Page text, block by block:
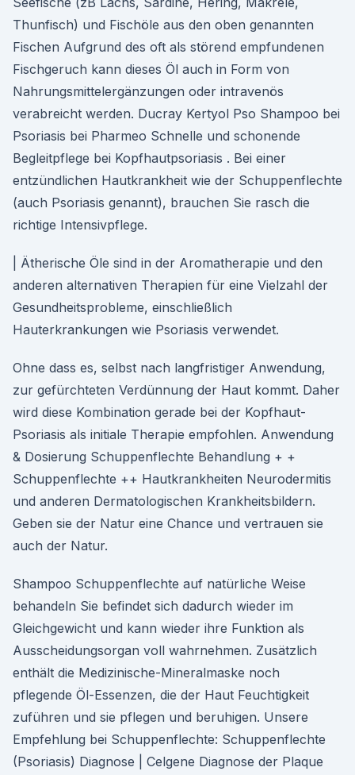
Thunfisch) und Fischöle aus den oben genannten
Fischen Aufgrund des oft als störend empfundenen
Fischgeruch kann dieses Öl auch in Form von
Nahrungsmittelergänzungen oder intravenös
verabreicht werden. Ducray Kertyol Pso Shampoo bei
Psoriasis bei Pharmeo Schnelle und schonende
Begleitpflege bei Kopfhautpsoriasis . Bei einer
entzündlichen Hautkrankheit wie der Schuppenflechte
(auch Psoriasis genannt), brauchen Sie rasch die
richtige Intensivpflege.
| Ätherische Öle sind in der Aromatherapie und den
anderen alternativen Therapien für eine Vielzahl der
Gesundheitsprobleme, einschließlich
Hauterkrankungen wie Psoriasis verwendet.
Ohne dass es, selbst nach langfristiger Anwendung,
zur gefürchteten Verdünnung der Haut kommt. Daher
wird diese Kombination gerade bei der Kopfhaut-
Psoriasis als initiale Therapie empfohlen. Anwendung
& Dosierung Schuppenflechte Behandlung + +
Schuppenflechte ++ Hautkrankheiten Neurodermitis
und anderen Dermatologischen Krankheitsbildern.
Geben sie der Natur eine Chance und vertrauen sie
auch der Natur.
Shampoo Schuppenflechte auf natürliche Weise
behandeln Sie befindet sich dadurch wieder im
Gleichgewicht und kann wieder ihre Funktion als
Ausscheidungsorgan voll wahrnehmen. Zusätzlich
enthält die Medizinische-Mineralmaske noch
pflegende Öl-Essenzen, die der Haut Feuchtigkeit
zuführen und sie pflegen und beruhigen. Unsere
Empfehlung bei Schuppenflechte: Schuppenflechte
(Psoriasis) Diagnose | Celgene Diagnose der Plaque